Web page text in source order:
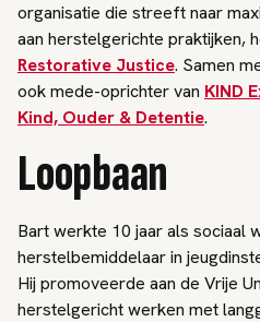
organisatie die streeft naar
aan herstelgerichte praktijken,
Restorative Justice. Samen
ook mede-oprichter van KIND
Kind, Ouder & Detentie.
Loopbaan
Bart werkte 10 jaar als sociaal
herstelbemiddelaar in
Hij promoveerde aan de Vrije
herstelgericht werken met